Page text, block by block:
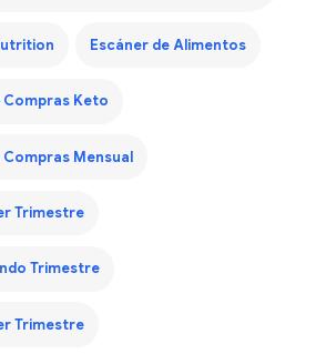
Escáner de Alimentos
Keto
Mensual
Trimestre
Trimestre
Trimestre